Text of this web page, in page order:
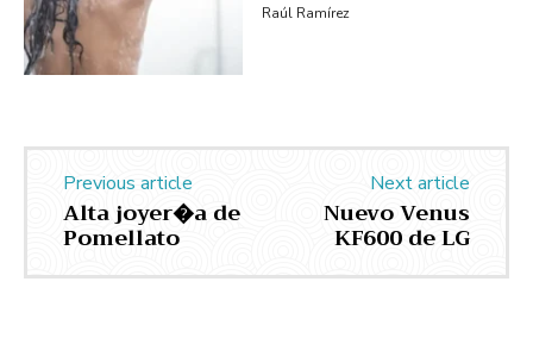
Raúl Ramírez
Previous article
Alta joyer�a de
Pomellato
Next article
Nuevo Venus
KF600 de LG